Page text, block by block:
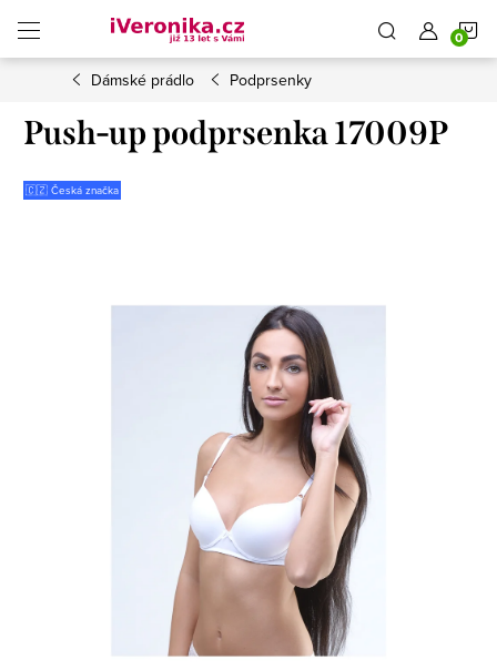
obsah
Dámské prádlo Podprsenky
Push-up podprsenka 17009P
🇨🇿 Česká značka